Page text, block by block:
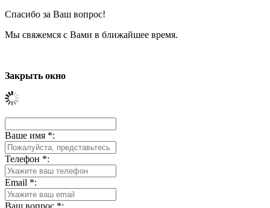
Спасибо за Ваш вопрос!
Мы свяжемся с Вами в ближайшее время.
Закрыть окно
Ваше имя *:
Телефон *:
Email *: